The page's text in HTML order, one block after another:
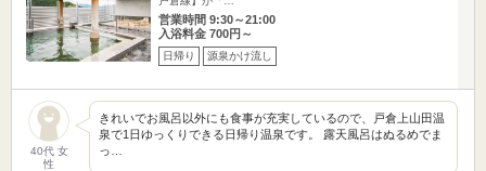
営業時間 9:30～21:00
入浴料金 700円～
日帰り 源泉かけ流し
40代 女
性
きれいでお風呂以外にも食事が充実しているので、戸倉上山田温
泉で1日ゆっくりできる日帰り温泉です。 露天風呂はぬるめでま
っ…